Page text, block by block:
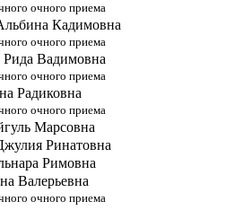
очного приема
Кадимовна
очного приема
Рида Вадимовна
очного приема
Радиковна
очного приема
Марсовна
Ринатовна
Римовна
Валерьевна
очного приема